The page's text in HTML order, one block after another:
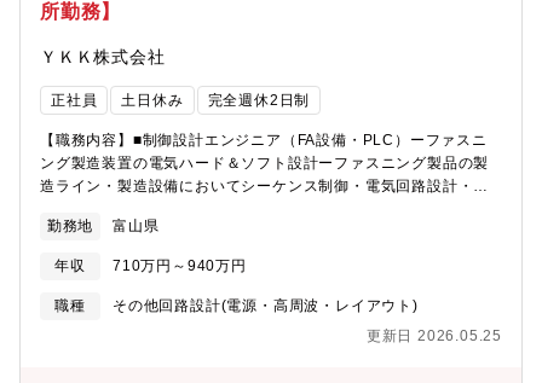
所勤務】
ＹＫＫ株式会社
正社員 土日休み 完全週休2日制
【職務内容】■制御設計エンジニア（FA設備・PLC）ーファスニ
ング製造装置の電気ハード＆ソフト設計ーファスニング製品の製
造ライン・製造設備においてシーケンス制御・電気回路設計・制
体にとどまらず、製造ラインやFAシステム全体を俯瞰した設計を
通じて技術者として幅広い経験が積めます。＜具体的な業務内容
＞・製造設備の電気ハード設計（制御盤・回路設計・配線設
計）・PLCプログラム設計・ラダー設計・タッチパネルHMI設
ン・FAシステム全体を含めた設計・構成検討・既存設備の改善・
勤務地 富山県
年収 710万円～940万円
職種
その他回路設計(電源・高周波・レイアウト)
更新日 2026.05.25